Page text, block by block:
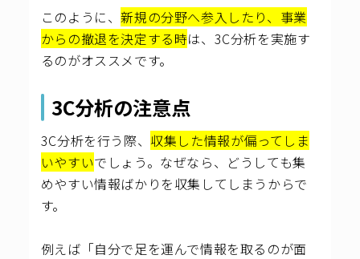
このように、新規の分野へ参入したり、事業
からの撤退を決定する時は、3C分析を実施す
るのがオススメです。
3C分析の注意点
3C分析を行う際、収集した情報が偏ってしま
いやすいでしょう。なぜなら、どうしても集
めやすい情報ばかりを収集してしまうからで
す。
例えば「自分で足を運んで情報を取るのが面